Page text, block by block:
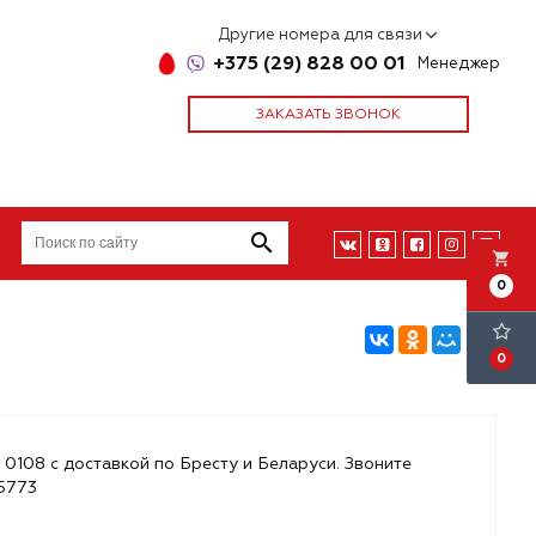
Другие номера для связи
+375 (29) 828 00 01 Менеджер
ЗАКАЗАТЬ ЗВОНОК
local_grocery_store
0
0
с доставкой по Бресту и Беларуси. Звоните